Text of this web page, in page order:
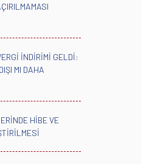
İNDİRİMİ GELDİ:
MI DAHA
HİBE VE